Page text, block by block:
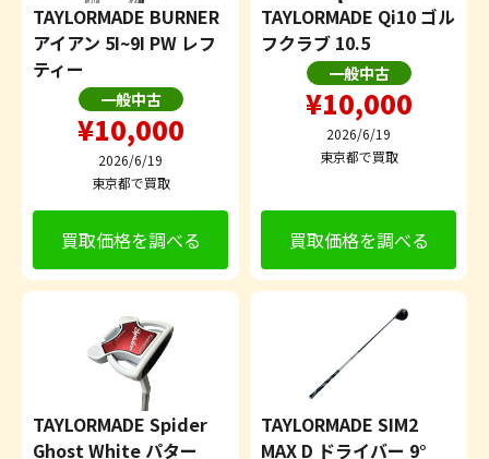
TAYLORMADE BURNER
アイアン 5I~9I PW レフ
ティー
一般中古
¥10,000
2026/6/19
東京都で買取
買取価格を調べる
TAYLORMADE Qi10 ゴル
フクラブ 10.5
一般中古
¥10,000
2026/6/19
東京都で買取
買取価格を調べる
TAYLORMADE Spider
Ghost White パター
TAYLORMADE SIM2
MAX D ドライバー 9°